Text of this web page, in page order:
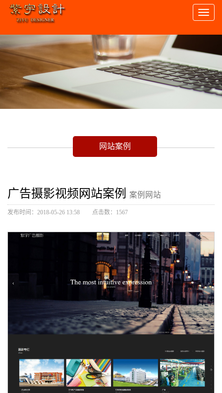
Toggle
网站案例
广告摄影视频网站案例 案例网站
发布时间：2018-05-26 13:58 点击数：1567